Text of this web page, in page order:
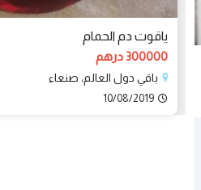
ياقوت دم الحمام
300000 درهم
باقي دول العالم، صنعاء
10/08/2019